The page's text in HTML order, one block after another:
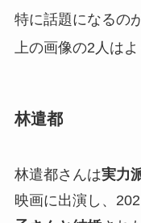
特に話題になるの
上の画像の2人は
林遣都
林遣都さんは実力
映画に出演し、